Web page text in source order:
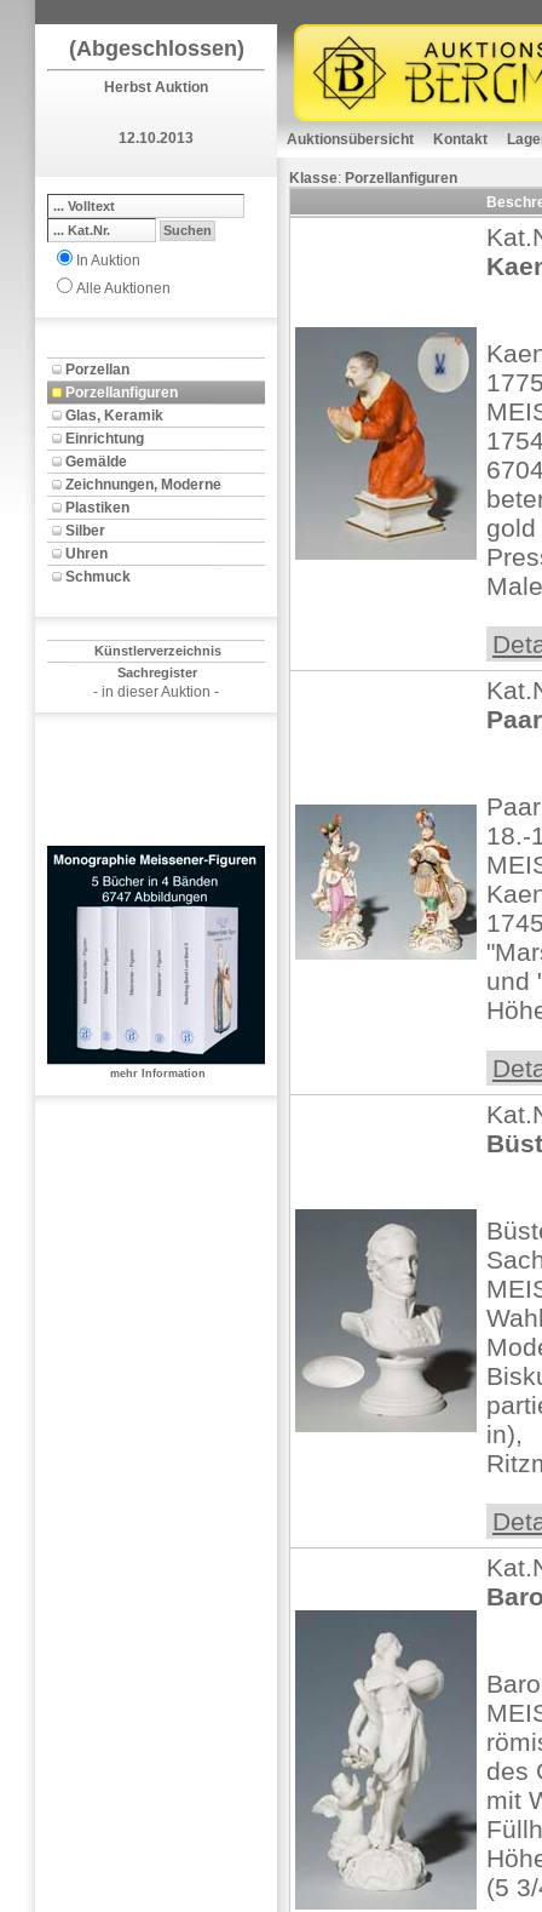
(Abgeschlossen)
Herbst Auktion
12.10.2013
In Auktion
Alle Auktionen
Porzellan
Porzellanfiguren
Glas, Keramik
Einrichtung
Gemälde
Zeichnungen, Moderne
Plastiken
Silber
Uhren
Schmuck
Künstlerverzeichnis
Sachregister
- in dieser Auktion -
mehr Information
Auktionsübersicht Kontakt
Klasse: Porzellanfiguren
18.-
und
in),
des
mit
(5